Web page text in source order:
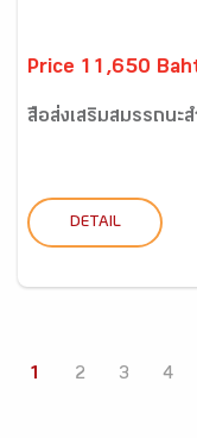
Price 11,650
สื่อส่งเสริมสมรรถนะ
DETAIL
1 2 3 4